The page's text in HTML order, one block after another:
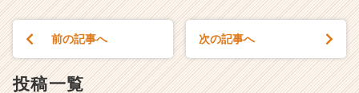
C
前の記事へ 次の記事へ
投稿一覧